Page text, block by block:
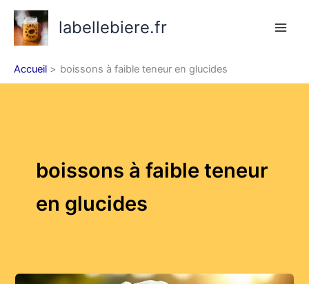
Aller
contenu
labellebiere.fr
Accueil boissons à faible teneur en glucides
boissons à faible teneur
en glucides